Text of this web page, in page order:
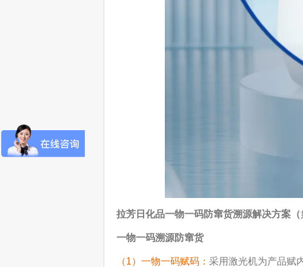
拉芳日化品一物一码防窜货溯源解决方案（
一物一码溯源防窜货
（1）一物一码赋码： 采用激光机为产品赋